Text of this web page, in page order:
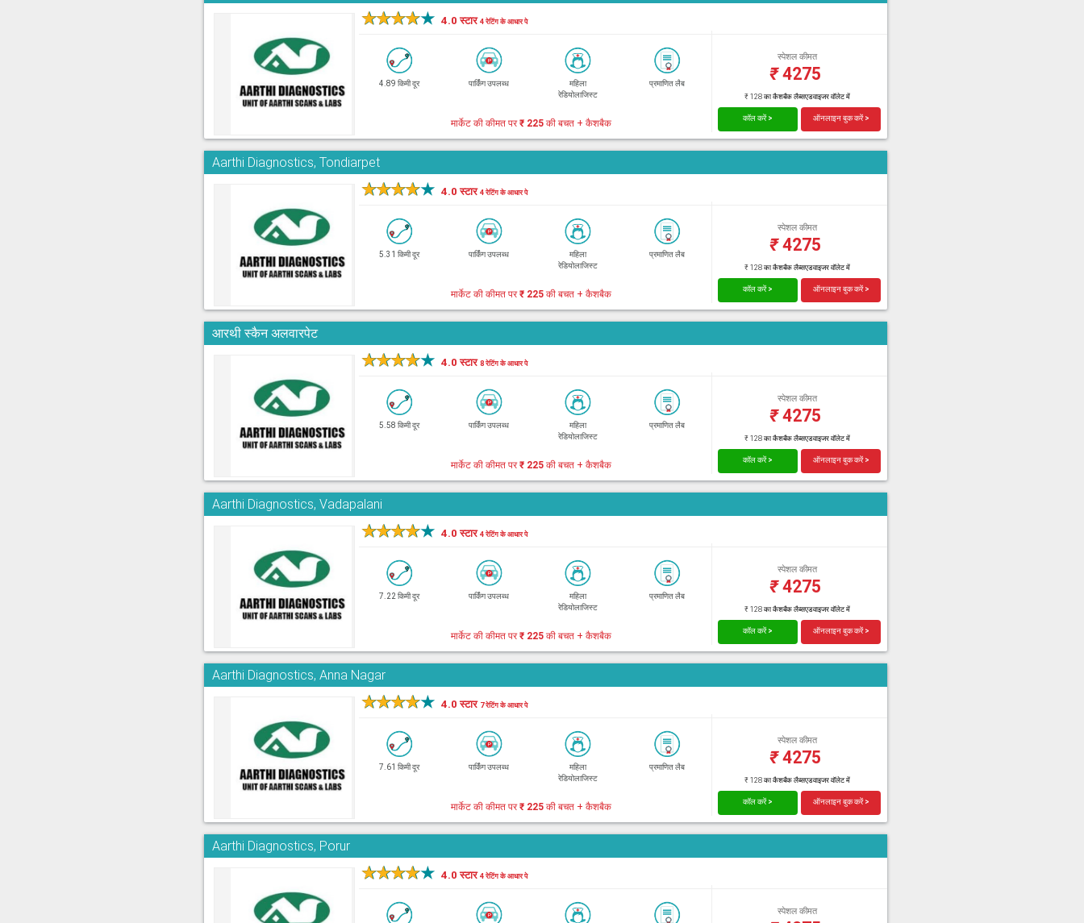
★★★★★ 4.0 स्टार4 रेटिंग के आधार पे
4.89 किमी दूर पार्किंग उपलब्ध
महिला
रेडियोलाजिस्ट
प्रमाणित लैब
स्पेशल कीमत
₹4275
₹ 128 का कैशबैक लैब्सएडवाइजर वॉलेट में
मार्केट की कीमत पर₹ 225 की बचत + कैशबैक कॉल करें > ऑनलाइन बुक करें >
Aarthi Diagnostics, Tondiarpet
★★★★★ 4.0 स्टार4 रेटिंग के आधार पे
5.31 किमी दूर पार्किंग उपलब्ध
महिला
रेडियोलाजिस्ट
प्रमाणित लैब
स्पेशल कीमत
₹4275
₹ 128 का कैशबैक लैब्सएडवाइजर वॉलेट में
मार्केट की कीमत पर₹ 225 की बचत + कैशबैक कॉल करें > ऑनलाइन बुक करें >
आरथी स्कैन अलवारपेट
★★★★★ 4.0 स्टार8 रेटिंग के आधार पे
5.58 किमी दूर पार्किंग उपलब्ध
महिला
रेडियोलाजिस्ट
प्रमाणित लैब
स्पेशल कीमत
₹4275
₹ 128 का कैशबैक लैब्सएडवाइजर वॉलेट में
मार्केट की कीमत पर₹ 225 की बचत + कैशबैक कॉल करें > ऑनलाइन बुक करें >
Aarthi Diagnostics, Vadapalani
★★★★★ 4.0 स्टार4 रेटिंग के आधार पे
7.22 किमी दूर पार्किंग उपलब्ध
महिला
रेडियोलाजिस्ट
प्रमाणित लैब
स्पेशल कीमत
₹4275
₹ 128 का कैशबैक लैब्सएडवाइजर वॉलेट में
मार्केट की कीमत पर₹ 225 की बचत + कैशबैक कॉल करें > ऑनलाइन बुक करें >
Aarthi Diagnostics, Anna Nagar
★★★★★ 4.0 स्टार 7 रेटिंग के आधार पे
7.61 किमी दूर पार्किंग उपलब्ध
महिला
रेडियोलाजिस्ट
प्रमाणित लैब
स्पेशल कीमत
₹4275
₹ 128 का कैशबैक लैब्सएडवाइजर वॉलेट में
मार्केट की कीमत पर₹ 225 की बचत + कैशबैक कॉल करें > ऑनलाइन बुक करें >
Aarthi Diagnostics, Porur
★★★★★ 4.0 स्टार4 रेटिंग के आधार पे
स्पेशल कीमत